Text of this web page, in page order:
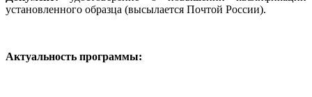
установленного образца (высылается Почтой России).
Актуальность программы: